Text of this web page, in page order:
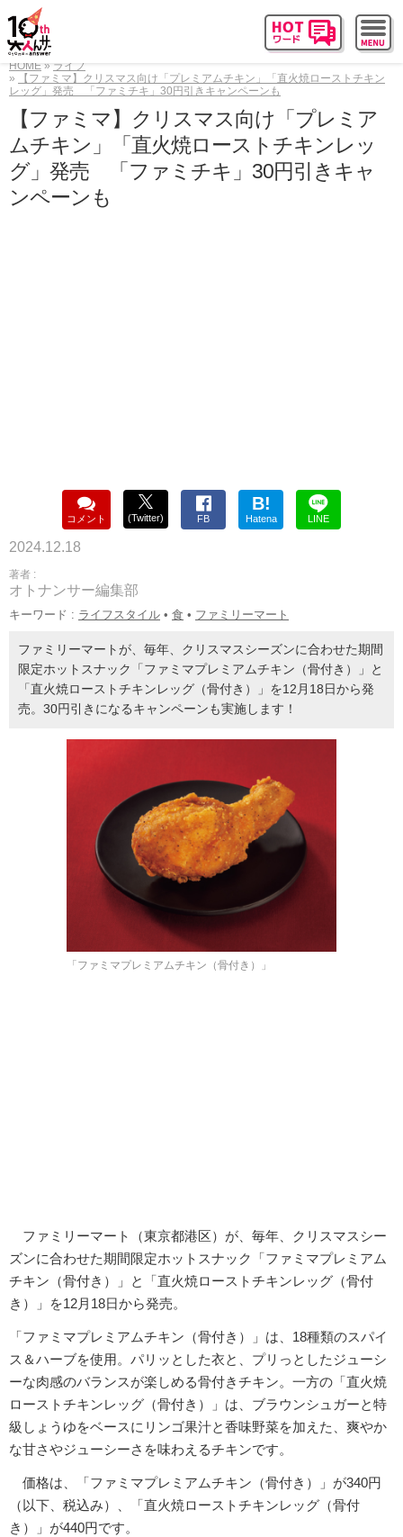
HOME
ライフ
【ファミマ】クリスマス向け「プレミアムチキン」「直火焼ローストチキン
レッグ」発売 「ファミチキ」30円引きキャンペーンも
【ファミマ】クリスマス向け「プレミア
ムチキン」「直火焼ローストチキンレッ
グ」発売 「ファミチキ」30円引きキャ
ンペーンも
コメント (Twitter) FB
B!
Hatena LINE
2024.12.18
著者 :
オトナンサー編集部
キーワード : ライフスタイル • 食 • ファミリーマート
ファミリーマートが、毎年、クリスマスシーズンに合わせた期間
限定ホットスナック「ファミマプレミアムチキン（骨付き）」と
「直火焼ローストチキンレッグ（骨付き）」を12月18日から発
売。30円引きになるキャンペーンも実施します！
「ファミマプレミアムチキン（骨付き）」
ファミリーマート（東京都港区）が、毎年、クリスマスシー
ズンに合わせた期間限定ホットスナック「ファミマプレミアム
チキン（骨付き）」と「直火焼ローストチキンレッグ（骨付
き）」を12月18日から発売。
「ファミマプレミアムチキン（骨付き）」は、18種類のスパイ
ス＆ハーブを使用。パリッとした衣と、プリっとしたジューシ
ーな肉感のバランスが楽しめる骨付きチキン。一方の「直火焼
ローストチキンレッグ（骨付き）」は、ブラウンシュガーと特
級しょうゆをベースにリンゴ果汁と香味野菜を加えた、爽やか
な甘さやジューシーさを味わえるチキンです。
価格は、「ファミマプレミアムチキン（骨付き）」が340円
（以下、税込み）、「直火焼ローストチキンレッグ（骨付
き）」が440円です。